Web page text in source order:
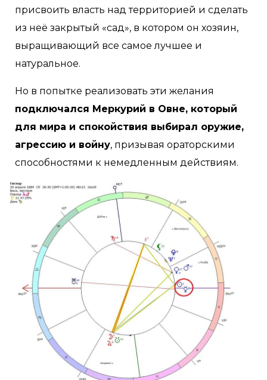
присвоить власть над территорией и сделать
из неё закрытый «сад», в котором он хозяин,
выращивающий все самое лучшее и
натуральное.
Но в попытке реализовать эти желания
подключался Меркурий в Овне, который
для мира и спокойствия выбирал оружие,
агрессию и войну, призывая ораторскими
способностями к немедленным действиям.